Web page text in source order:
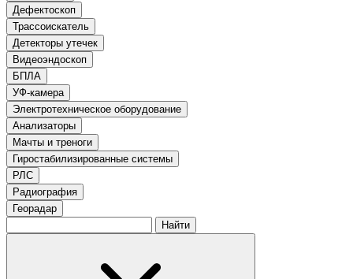
Дефектоскоп
Трассоискатель
Детекторы утечек
Видеоэндоскоп
БПЛА
УФ-камера
Электротехническое оборудование
Анализаторы
Мачты и треноги
Гиростабилизированные системы
РЛС
Радиография
Георадар
Найти